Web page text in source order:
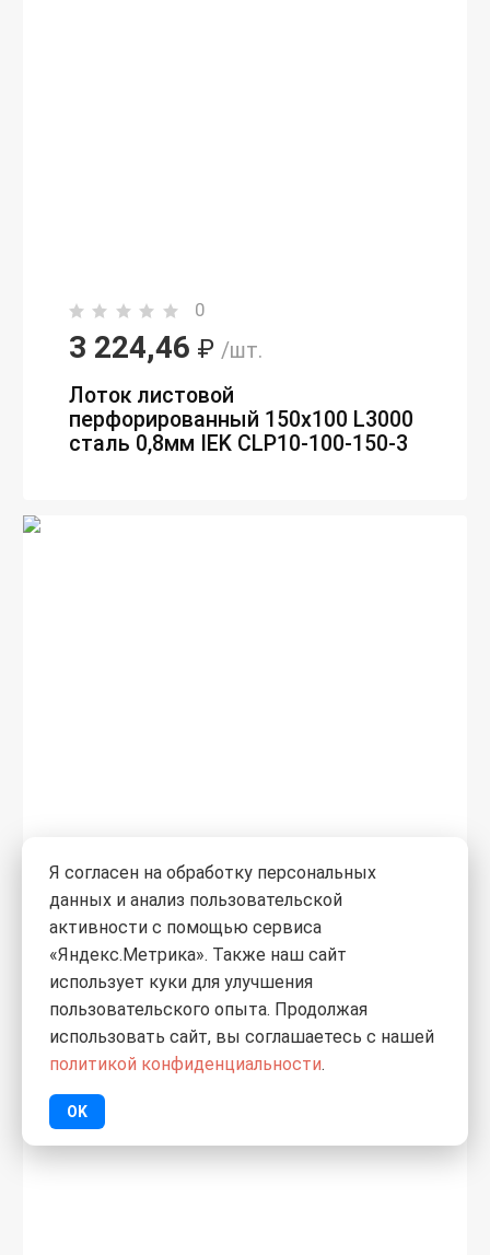
0
3 224,46 ₽ /шт.
Лоток листовой
перфорированный 150х100 L3000
сталь 0,8мм IEK CLP10-100-150-3
0
4 465,20 ₽ /шт.
Лоток листовой
перфорированный 300х80 L3000
сталь 0,8мм DKC 35305
Я согласен на обработку персональных
данных и анализ пользовательской
активности с помощью сервиса
«Яндекс.Метрика». Также наш сайт
использует куки для улучшения
пользовательского опыта. Продолжая
использовать сайт, вы соглашаетесь с нашей
политикой конфиденциальности.
OK